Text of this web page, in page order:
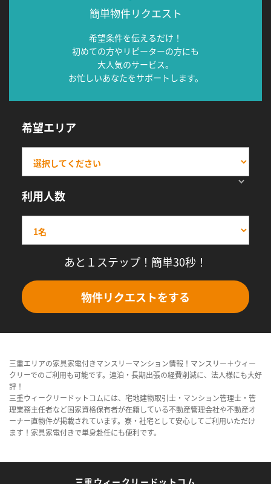
簡単物件リクエスト
希望条件を伝えるだけ！
初めての方やリピーターの方にも
大人気のサービス。
お忙しいあなたをサポートします。
希望エリア
利用人数
あと１ステップ！簡単30秒！
物件リクエストをする
三重エリアの家具家電付きマンスリーマンション情報！マンスリー＋ウィー
クリーでのご利用も可能です。連泊・長期出張の経費削減に、法人様にも大好
評！
三重ウィークリードットコムには、宅地建物取引士・マンション管理士・管
理業務主任者など国家資格保有者が在籍している不動産管理会社や不動産オ
ーナー直物件が掲載されています。寮・社宅として安心してご利用いただけ
ます！家具家電付きで単身赴任にも便利です。